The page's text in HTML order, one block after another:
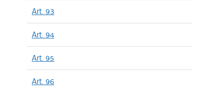
Art. 93
Art. 94
Art. 95
Art. 96